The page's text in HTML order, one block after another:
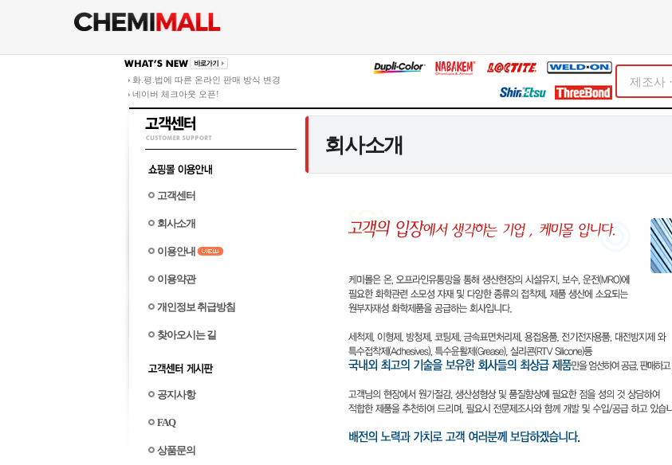
화.평.법에 따른 온라인 판매 방식 변경
네이버 체크아웃 오픈!
고객센터
회사소개
이용안내
이용약관
개인정보 취급방침
찾아오시는 길
공지사항
FAQ
상품문의
회사소개